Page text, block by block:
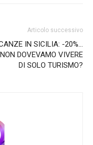
Articolo successivo
IN SICILIA: -20%…
DOVEVAMO VIVERE
DI SOLO TURISMO?